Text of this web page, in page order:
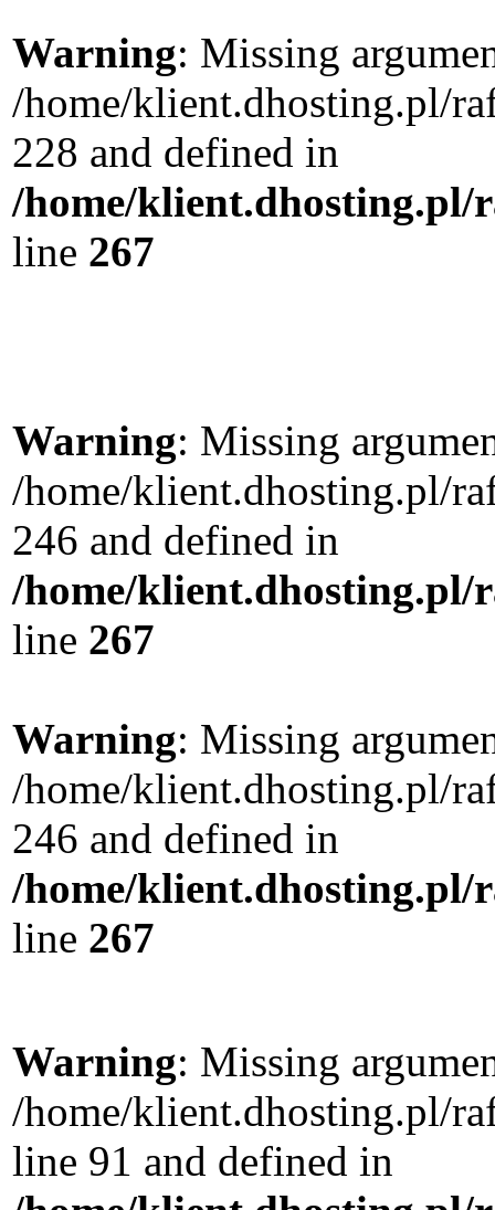
Warning: Missing
/home/klient.dhosting.pl/
228 and defined in
/home/klient.dhosting.pl/
line 267
Warning: Missing
/home/klient.dhosting.pl/
246 and defined in
/home/klient.dhosting.pl/
line 267
Warning: Missing
/home/klient.dhosting.pl/
246 and defined in
/home/klient.dhosting.pl/
line 267
Warning: Missing
/home/klient.dhosting.pl/
line 91 and defined in